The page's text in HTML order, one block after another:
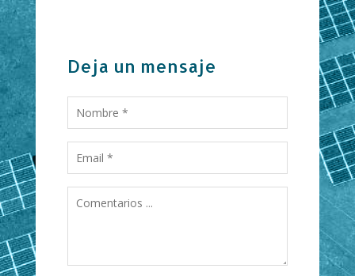
Deja un mensaje